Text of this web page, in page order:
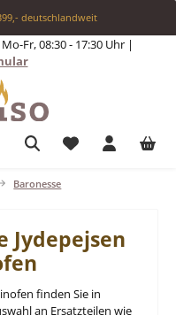
deutschlandweit
Fr, 08:30 - 17:30 Uhr |
Du hast 0
Baronesse
Jydepejsen
finden Sie in
an Ersatzteilen wie